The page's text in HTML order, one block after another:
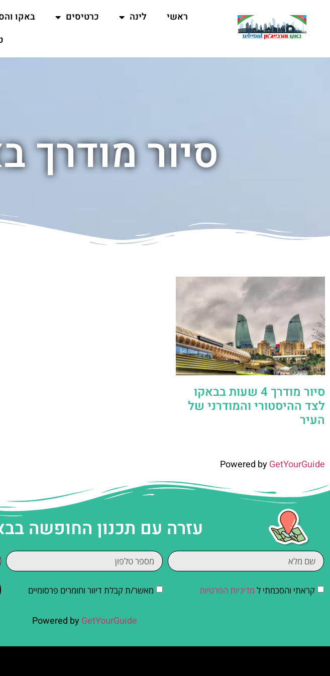
ראשי לינה כרטיסים באקו
סיור מודרך
סיור מודרך 4 שעות בבאקו
לצד ההיסטורי והמודרני של
העיר
Powered byGetYourGuide
עזרה עם תכנון החופשה
קראתי והסכמתי ל מדיניות הפרטיות מאשר/ת קבלת דיוור וחומרים פרסומיים
Powered by GetYourGuide